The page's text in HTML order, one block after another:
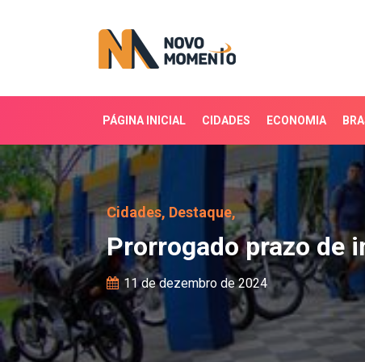
PÁGINA INICIAL CIDADES ECONOMIA
Prorrogado prazo de
Cidades, Destaque,
Prorrogado prazo de
11 de dezembro de 2024